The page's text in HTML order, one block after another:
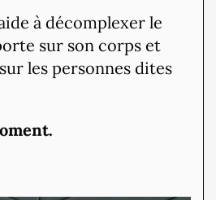
à décomplexer le
sur son corps et
les personnes dites